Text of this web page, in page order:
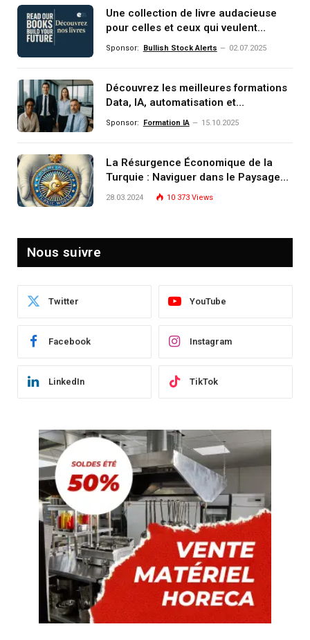
Une collection de livre audacieuse
pour celles et ceux qui veulent
comprendre, investir et dominer le
Sponsor: Bullish Stock Alerts 02.07.2025
Découvrez les meilleures formations
Data, IA, automatisation et
investissement (gestion de
Sponsor: Formation IA 15.10.2025
La Résurgence Économique de la
Turquie : Naviguer dans le Paysage
Post-Crise
28.03.2024 10 373 Views
Nous suivre
Twitter YouTube
Facebook Instagram
LinkedIn TikTok